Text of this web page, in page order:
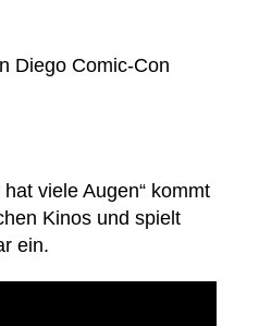
Diego Comic-Con
hat viele Augen“ kommt
Kinos und spielt
ein.